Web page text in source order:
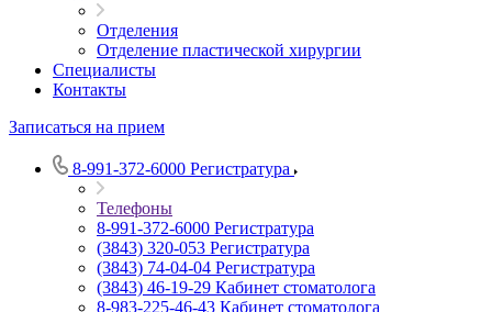
Отделения
Отделение пластической хирургии
Специалисты
Контакты
Записаться на прием
8-991-372-6000 Регистратура
Телефоны
8-991-372-6000 Регистратура
(3843) 320-053 Регистратура
(3843) 74-04-04 Регистратура
(3843) 46-19-29 Кабинет стоматолога
8-983-225-46-43 Кабинет стоматолога